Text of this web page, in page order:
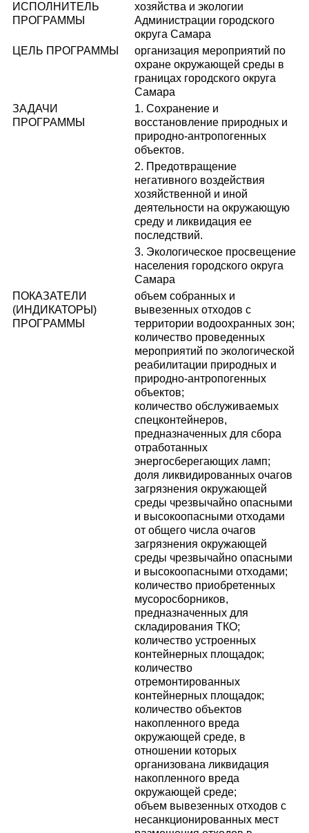
ИСПОЛНИТЕЛЬ
ПРОГРАММЫ
хозяйства и экологии
Администрации городского
округа Самара
ЦЕЛЬ ПРОГРАММЫ
организация мероприятий по
охране окружающей среды в
границах городского округа
Самара
ЗАДАЧИ
ПРОГРАММЫ
1. Сохранение и
восстановление природных и
природно-антропогенных
объектов.
2. Предотвращение
негативного воздействия
хозяйственной и иной
деятельности на окружающую
среду и ликвидация ее
последствий.
3. Экологическое просвещение
населения городского округа
Самара
ПОКАЗАТЕЛИ
(ИНДИКАТОРЫ)
ПРОГРАММЫ
объем собранных и
вывезенных отходов с
территории водоохранных зон;
количество проведенных
мероприятий по экологической
реабилитации природных и
природно-антропогенных
объектов;
количество обслуживаемых
спецконтейнеров,
предназначенных для сбора
отработанных
энергосберегающих ламп;
доля ликвидированных очагов
загрязнения окружающей
среды чрезвычайно опасными
и высокоопасными отходами
от общего числа очагов
загрязнения окружающей
среды чрезвычайно опасными
и высокоопасными отходами;
количество приобретенных
мусоросборников,
предназначенных для
складирования ТКО;
количество устроенных
контейнерных площадок;
количество
отремонтированных
контейнерных площадок;
количество объектов
накопленного вреда
окружающей среде, в
отношении которых
организована ликвидация
накопленного вреда
окружающей среде;
объем вывезенных отходов с
несанкционированных мест